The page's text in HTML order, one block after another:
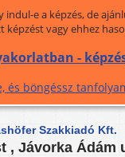
indul-e a képzés, de
képzést vagy ehhez
-
és böngéssz
Szakkiadó Kft.
, Jávorka Ádám